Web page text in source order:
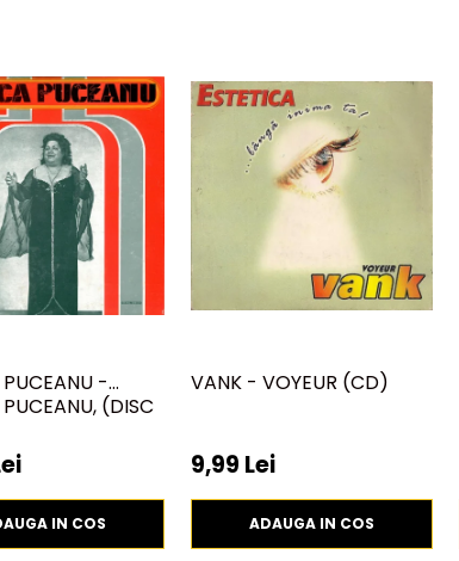
-
(DISC
IN COS
VANK - VOYEUR (CD)
9,99 Lei
ADAUGA IN COS